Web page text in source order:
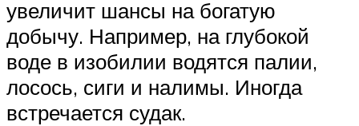
увеличит шансы на богатую
добычу. Например, на глубокой
воде в изобилии водятся палии,
лосось, сиги и налимы. Иногда
встречается судак.